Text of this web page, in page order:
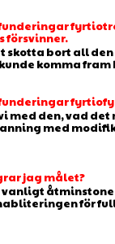
försvinner.
skotta bort all
kunde komma
med den, vad
med
jag målet?
för